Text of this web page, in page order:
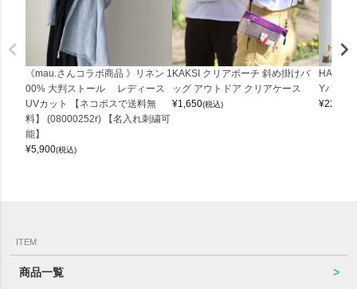
《mau.さんコラボ商品 》リネン 1
00% 大判ストール レディース
UVカット 【ネコポスで送料無
料】 (08000252r) 【名入れ刺繍可
能】
¥5,900(税込)
KAKSI クリアポーチ 斜め掛けバ
ッグ アウトドア クリアケース
¥1,650(税込)
Yバッグ
¥22,000
ITEM
商品一覧